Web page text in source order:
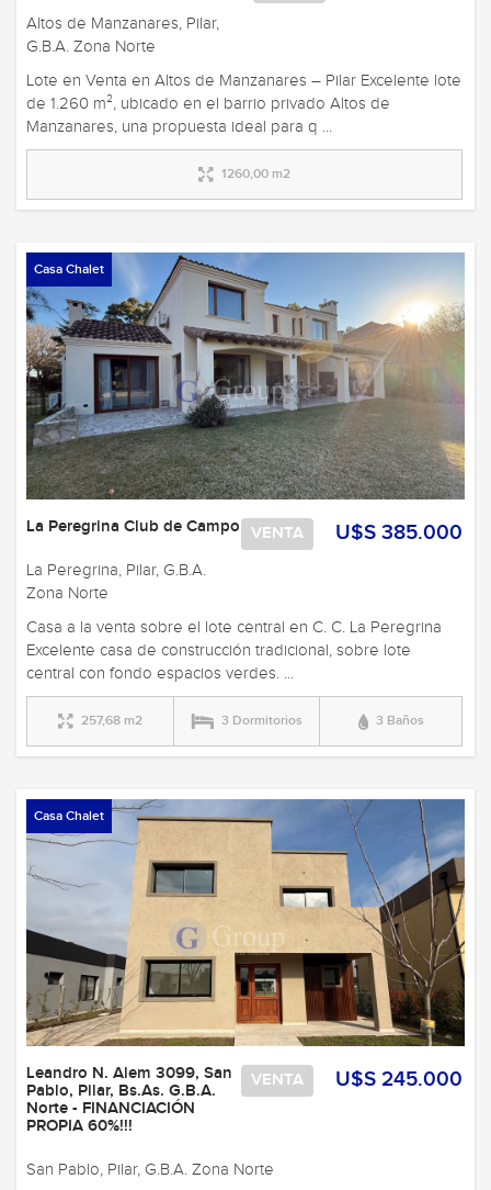
Altos de Manzanares, Pilar,
G.B.A. Zona Norte
Lote en Venta en Altos de Manzanares – Pilar Excelente lote
de 1.260 m², ubicado en el barrio privado Altos de
Manzanares, una propuesta ideal para q ...
1260,00 m2
Casa Chalet
U$S 385.000
VENTA
La Peregrina Club de Campo
La Peregrina, Pilar, G.B.A.
Zona Norte
Casa a la venta sobre el lote central en C. C. La Peregrina
Excelente casa de construcción tradicional, sobre lote
central con fondo espacios verdes. ...
257,68 m2 3 Dormitorios 3 Baños
Casa Chalet
U$S 245.000
VENTA
Leandro N. Alem 3099, San
Pablo, Pilar, Bs.As. G.B.A.
Norte - FINANCIACIÓN
PROPIA 60%!!!
San Pablo, Pilar, G.B.A. Zona Norte